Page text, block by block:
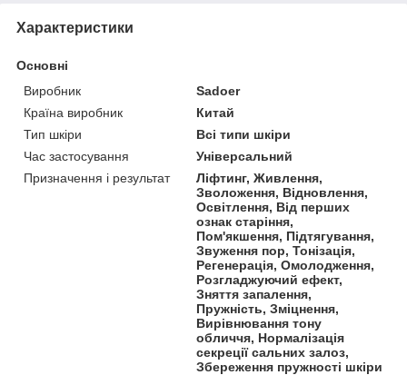
Характеристики
Основні
Виробник
Sadoer
Країна виробник
Китай
Тип шкіри
Всі типи шкіри
Час застосування
Універсальний
Призначення і результат
Ліфтинг, Живлення,
Зволоження, Відновлення,
Освітлення, Від перших
ознак старіння,
Пом'якшення, Підтягування,
Звуження пор, Тонізація,
Регенерація, Омолодження,
Розгладжуючий ефект,
Зняття запалення,
Пружність, Зміцнення,
Вирівнювання тону
обличчя, Нормалізація
секреції сальних залоз,
Збереження пружності шкіри